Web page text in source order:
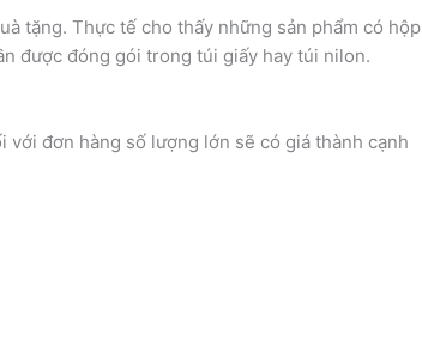
tặng. Thực tế cho thấy những sản phẩm có hộp
được đóng gói trong túi giấy hay túi nilon.
đơn hàng số lượng lớn sẽ có giá thành cạnh